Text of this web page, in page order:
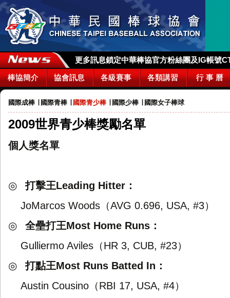
更多訊息鎖定中華棒協官方粉絲團及IG帳號
棒協簡介 協會訊息 各級賽事 各類講習 行 事 曆
國際成棒 國際青棒 國際青少棒 國際少棒 國際女子棒球
2009世界青少棒獎勵名單
個人獎名單
◎ 打擊王Leading Hitter ：
JoMarcos Woods （AVG 0.696, USA, #3）
◎ 全壘打王Most Home Runs ：
Gulliermo Aviles （HR 3, CUB, #23）
◎ 打點王Most Runs Batted In ：
Austin Cousino （RBI 17, USA, #4）